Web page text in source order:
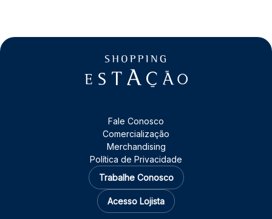
Fale Conosco
Comercialização
Merchandising
Política de Privacidade
Trabalhe Conosco
Acesso Lojista